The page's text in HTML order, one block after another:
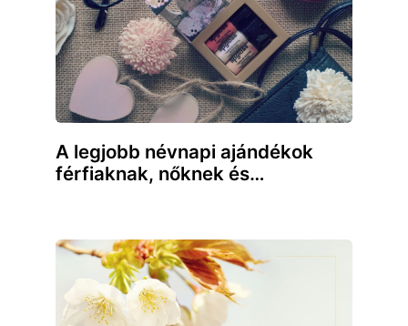
A legjobb névnapi ajándékok
férfiaknak, nőknek és…